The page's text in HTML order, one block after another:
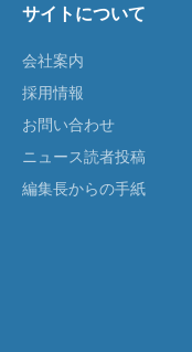
サイトについて
会社案内
採用情報
お問い合わせ
ニュース読者投稿
編集長からの手紙